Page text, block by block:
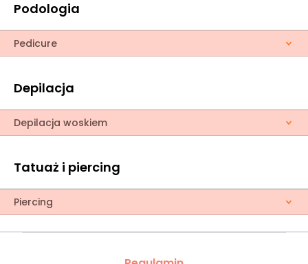
Podologia
Pedicure
Depilacja
Depilacja woskiem
Tatuaż i piercing
Piercing